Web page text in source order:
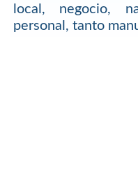
local, negocio,
personal, tanto